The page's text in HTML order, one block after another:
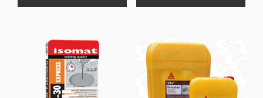
This
product
has